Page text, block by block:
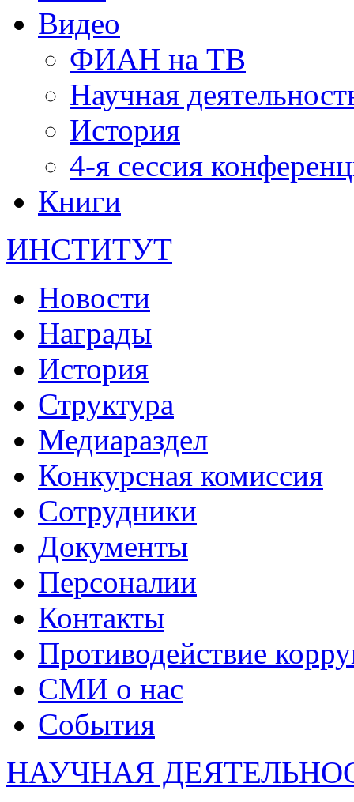
Видео
ФИАН на ТВ
Научная
История
4-я сессия
Книги
ИНСТИТУТ
Новости
Награды
История
Структура
Медиараздел
Конкурсная комиссия
Сотрудники
Документы
Персоналии
Контакты
Противодействие
СМИ о нас
События
НАУЧНАЯ